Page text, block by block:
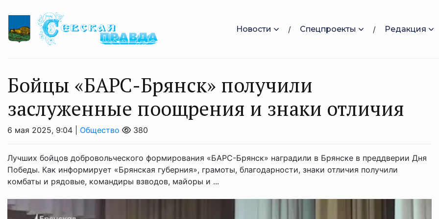
Новости Спецпроекты Редакция
Бойцы «БАРС-Брянск» получили
заслуженные поощрения и знаки отличия
6 мая 2025, 9:04 | Общество 380
Лучших бойцов добровольческого формирования «БАРС-Брянск» наградили в Брянске в преддверии Дня
Победы. Как информирует «Брянская губерния», грамоты, благодарности, знаки отличия получили
комбаты и рядовые, командиры взводов, майоры и ...